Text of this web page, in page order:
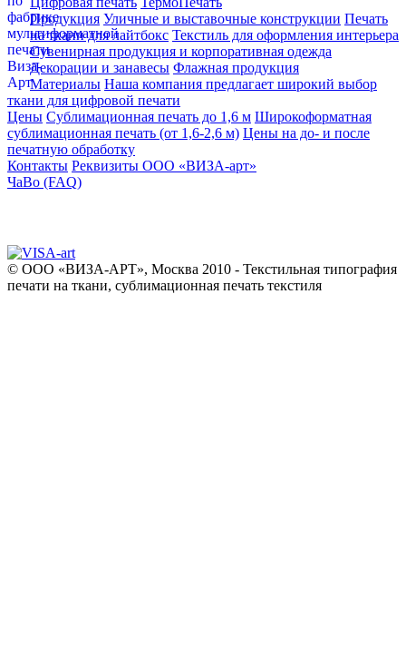
Продукция Уличные и выставочные конструкции Печать
на ткани для лайтбокс Текстиль для оформления интерьера
Сувенирная продукция и корпоративная одежда
Декорации и занавесы Флажная продукция
Материалы Наша компания предлагает широкий выбор
ткани для цифровой печати
Цены Сублимационная печать до 1,6 м Широкоформатная
сублимационная печать (от 1,6-2,6 м) Цены на до- и после
печатную обработку
Контакты Реквизиты ООО «ВИЗА-арт»
ЧаВо (FAQ)
© ООО «ВИЗА-АРТ», Москва 2010 - Текстильная типография
печати на ткани, сублимационная печать текстиля